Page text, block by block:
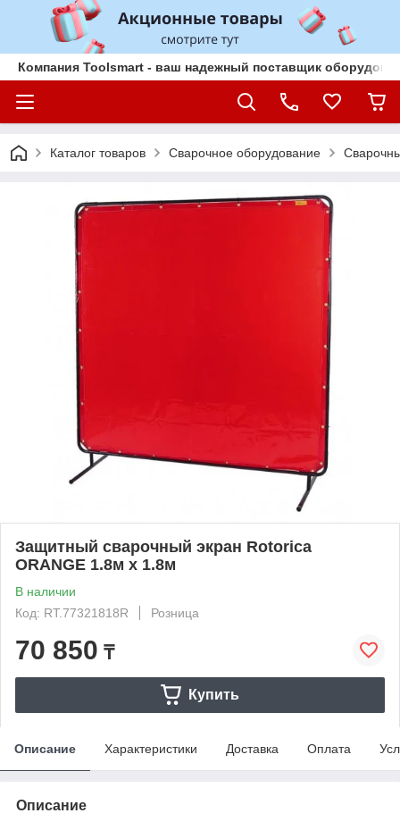
Компания Toolsmart - ваш надежный поставщик
Каталог товаров Сварочное оборудование
Защитный сварочный экран Rotorica
ORANGE 1.8м х 1.8м
В наличии
Код: RT.77321818R
Розница
70 850 ₸
Купить
Описание Характеристики Доставка Оплата
Описание